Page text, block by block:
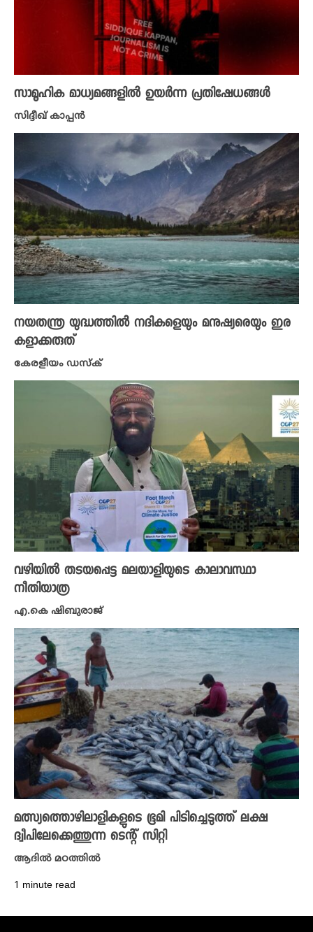
സാമൂഹിക മാധ്യമങ്ങളിൽ ഉയർന്ന പ്രതിഷേധങ്ങൾ
സിദ്ദീഖ് കാപ്പൻ
നയതന്ത്ര യുദ്ധത്തിൽ നദികളെയും മനുഷ്യരെയും ഇര
കളാക്കരുത്
കേരളീയം ഡസ്ക്
വഴിയിൽ ത‌ടയപ്പെട്ട മലയാളിയുടെ കാലാവസ്ഥാ
നീതിയാത്ര
എ.കെ ഷിബുരാജ്
മത്സ്യത്തൊഴിലാളികളുടെ ഭൂമി പിടിച്ചെടുത്ത് ലക്ഷ
ദ്വീപിലേക്കെത്തുന്ന ടെന്റ് സിറ്റി
ആദിൽ മഠത്തിൽ
1 minute read